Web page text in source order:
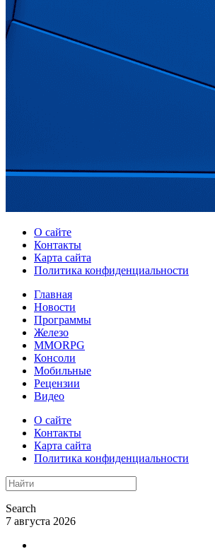
О сайте
Контакты
Карта сайта
Политика конфиденциальности
Главная
Новости
Программы
Железо
MMORPG
Консоли
Мобильные
Рецензии
Видео
О сайте
Контакты
Карта сайта
Политика конфиденциальности
Search
7 августа 2026